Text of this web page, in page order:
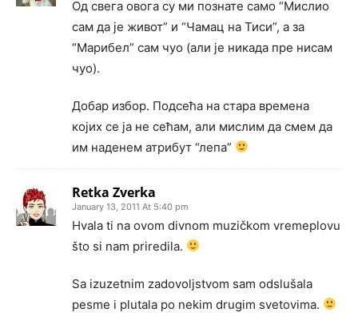
Од свега овога су ми познате само “Мислио
сам да је живот” и “Чамац на Тиси”, а за
“Марибел” сам чуо (али је никада пре нисам
чуо).
Добар избор. Подсећа на стара времена
којих се ја не сећам, али мислим да смем да
им наденем атрибут “лепа”
Retka Zverka
January 13, 2011 At 5:40 pm
Hvala ti na ovom divnom muzičkom vremeplovu
što si nam priredila.
Sa izuzetnim zadovoljstvom sam odslušala
pesme i plutala po nekim drugim svetovima.